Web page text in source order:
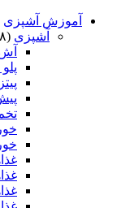
آموزش آشپزی
آشپزی (۴۱۸)
پیتزا